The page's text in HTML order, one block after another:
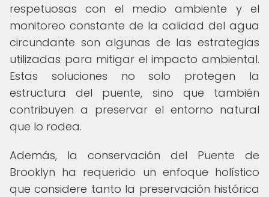
respetuosas con el medio ambiente y el
monitoreo constante de la calidad del agua
circundante son algunas de las estrategias
utilizadas para mitigar el impacto ambiental.
Estas soluciones no solo protegen la
estructura del puente, sino que también
contribuyen a preservar el entorno natural
que lo rodea.
Además, la conservación del Puente de
Brooklyn ha requerido un enfoque holístico
que considere tanto la preservación histórica